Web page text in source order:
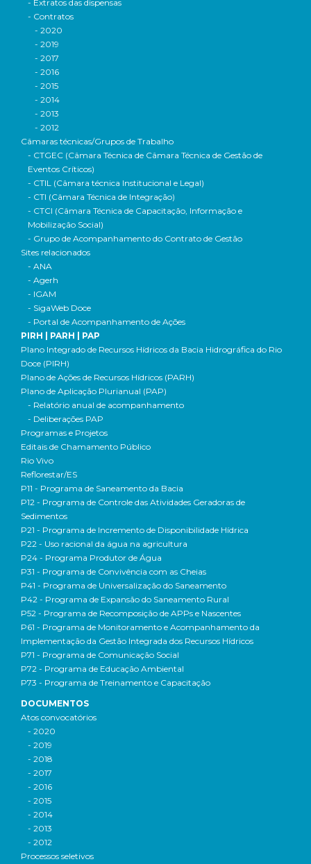
- Extratos das dispensas
- Contratos
- 2020
- 2019
- 2017
- 2016
- 2015
- 2014
- 2013
- 2012
Câmaras técnicas/Grupos de Trabalho
- CTGEC (Câmara Técnica de Câmara Técnica de Gestão de
Eventos Críticos)
- CTIL (Câmara técnica Institucional e Legal)
- CTI (Câmara Técnica de Integração)
- CTCI (Câmara Técnica de Capacitação, Informação e
Mobilização Social)
- Grupo de Acompanhamento do Contrato de Gestão
Sites relacionados
- ANA
- Agerh
- IGAM
- SigaWeb Doce
- Portal de Acompanhamento de Ações
PIRH | PARH | PAP
Plano Integrado de Recursos Hídricos da Bacia Hidrográfica do Rio
Doce (PIRH)
Plano de Ações de Recursos Hídricos (PARH)
Plano de Aplicação Plurianual (PAP)
- Relatório anual de acompanhamento
- Deliberações PAP
Programas e Projetos
Editais de Chamamento Público
Rio Vivo
Reflorestar/ES
P11 - Programa de Saneamento da Bacia
P12 - Programa de Controle das Atividades Geradoras de
Sedimentos
P21 - Programa de Incremento de Disponibilidade Hídrica
P22 - Uso racional da água na agricultura
P24 - Programa Produtor de Água
P31 - Programa de Convivência com as Cheias
P41 - Programa de Universalização do Saneamento
P42 - Programa de Expansão do Saneamento Rural
P52 - Programa de Recomposição de APPs e Nascentes
P61 - Programa de Monitoramento e Acompanhamento da
Implementação da Gestão Integrada dos Recursos Hídricos
P71 - Programa de Comunicação Social
P72 - Programa de Educação Ambiental
P73 - Programa de Treinamento e Capacitação
DOCUMENTOS
Atos convocatórios
- 2020
- 2019
- 2018
- 2017
- 2016
- 2015
- 2014
- 2013
- 2012
Processos seletivos